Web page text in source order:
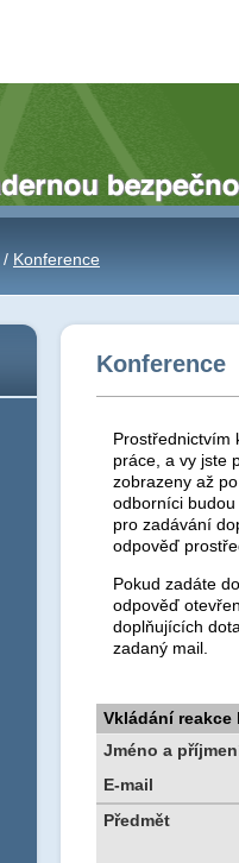
/ Konference
Konference
Prostřednictvím
práce, a vy jste
zobrazeny až
odborníci
pro zadávání
odpověď
Pokud zadáte
odpověď
doplňujících
zadaný mail.
Vkládání reakce
Jméno a
E-mail
Předmět